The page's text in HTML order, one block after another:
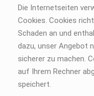
Die Internetseiten
Cookies. Cookies
Schaden an und
dazu, unser Angebot
sicherer zu machen.
auf Ihrem Rechner
speichert.